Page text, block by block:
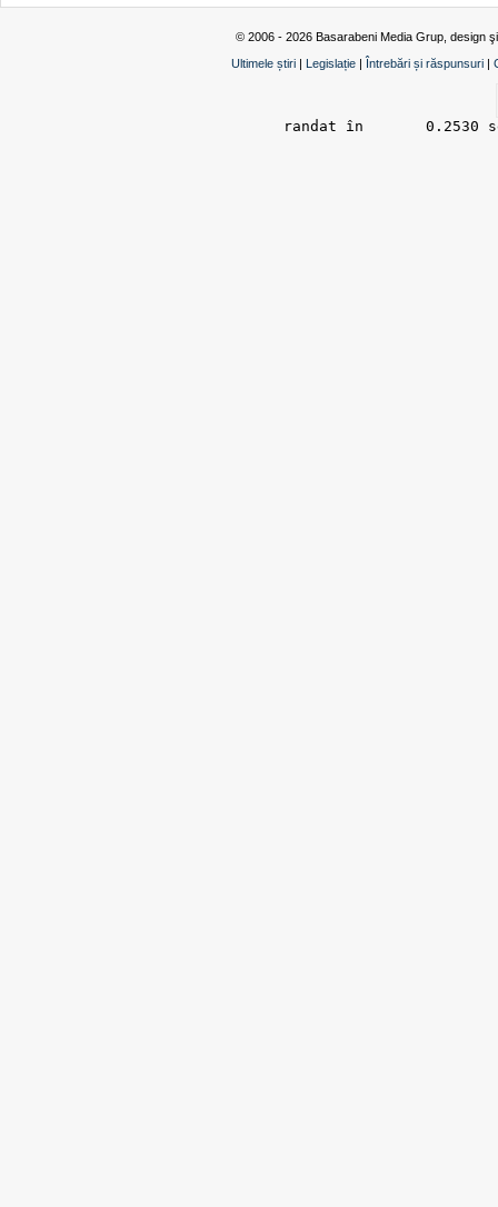
© 2006 - 2026 Basarabeni Media Grup, design
Ultimele știri | Legislație | Întrebări și răspunsuri |
randat în